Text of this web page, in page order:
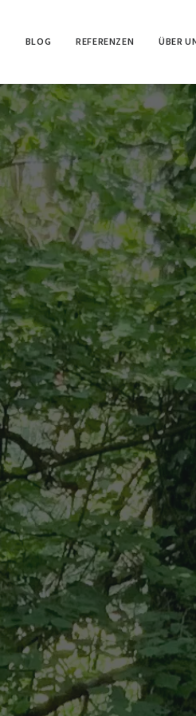
BLOG REFERENZEN ÜBER